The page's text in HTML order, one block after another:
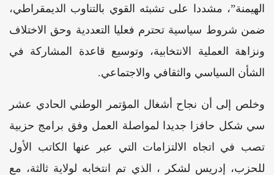
الهيمنة”، مشددا على تشبثه القوي بالتناوب الديمقراطي،
ضمن شروط سياسية تحترم فعليا التعددية وحق الاختلاف
ونزاهة العملية الانتخابية، وتوسيع قاعدة المشاركة في
الشأن السياسي والثقافي والاجتماعي.
وخلص إلى أن نجاح أشغال المؤتمر الوطني الحادي عشر
سي شكل حافزا جديدا لمواصلة العمل وفق برامج حزبية
تصب في اتجاه الالتزامات التي عبر عنها الكاتب الأول
للحزب، إدريس لشكر ، الذي تم انتخابه لولاية ثالثة، مع